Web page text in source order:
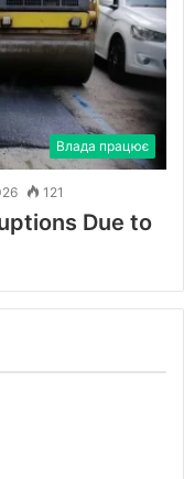
Влада працює
121
Due to